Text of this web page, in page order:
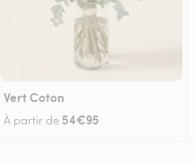
Vert Coton
À partir de 54€95